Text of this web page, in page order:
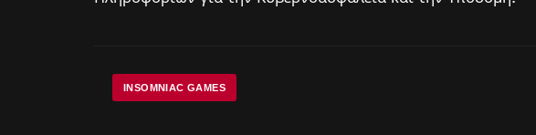
INSOMNIAC GAMES